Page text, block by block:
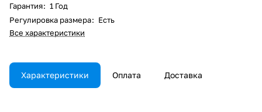
Гарантия: 1 Год
Регулировка размера: Есть
Все характеристики
Характеристики Оплата Доставка